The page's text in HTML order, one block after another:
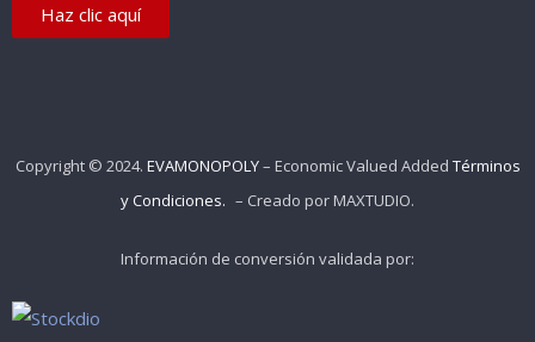
Haz clic aquí
Copyright © 2024. EVAMONOPOLY– Economic Valued Added Términos
y Condiciones. – Creado por MAXTUDIO.
Información de conversión validada por: